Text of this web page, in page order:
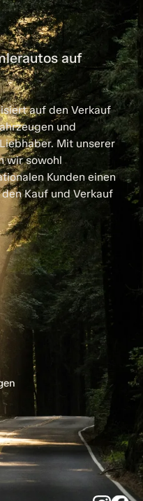
auf
auf den Verkauf
und
Mit unserer
wir sowohl
Kunden einen
Kauf und Verkauf